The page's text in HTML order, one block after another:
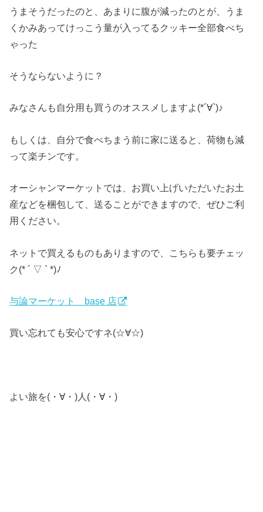
うまそうだったのと、あまりに腹が減ったのとが、うま
くかみあってけっこう量が入ってるクッキー全部食べち
ゃった
そうならないように？
みなさんも自分用も買うのオススメしますよ(*´∀`)♪
もしくは、自分で食べちまう前に家に送ると、荷物も減
って楽チンです。
オーシャンマーケットでは、お買い上げいただいたお土
産などを梱包して、送ることができますので、ぜひご利
用ください。
ネットで買えるものもありますので、こちらも要チェッ
ク(* ´ ▽ ` *)ﾉ
与論マーケット base 店
買い忘れても安心ですネ(☆∀☆)
よい旅を(・∀・)人(・∀・)